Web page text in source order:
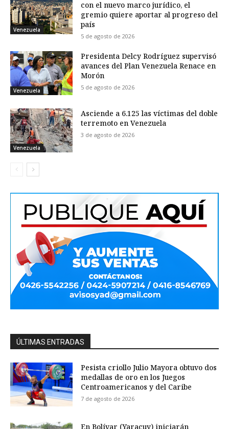
Venezuela
con el nuevo marco jurídico, el
gremio quiere aportar al progreso del
país
5 de agosto de 2026
Venezuela
Presidenta Delcy Rodríguez supervisó
avances del Plan Venezuela Renace en
Morón
5 de agosto de 2026
Venezuela
Asciende a 6.125 las víctimas del doble
terremoto en Venezuela
3 de agosto de 2026
ÚLTIMAS ENTRADAS
Pesista criollo Julio Mayora obtuvo dos
medallas de oro en los Juegos
Centroamericanos y del Caribe
7 de agosto de 2026
En Bolívar (Yaracuy) iniciarán